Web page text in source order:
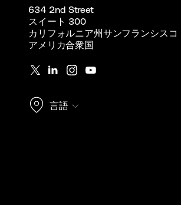
634 2nd Street
スイート 300
カリフォルニア州サンフランシスコ
アメリカ合衆国
言語